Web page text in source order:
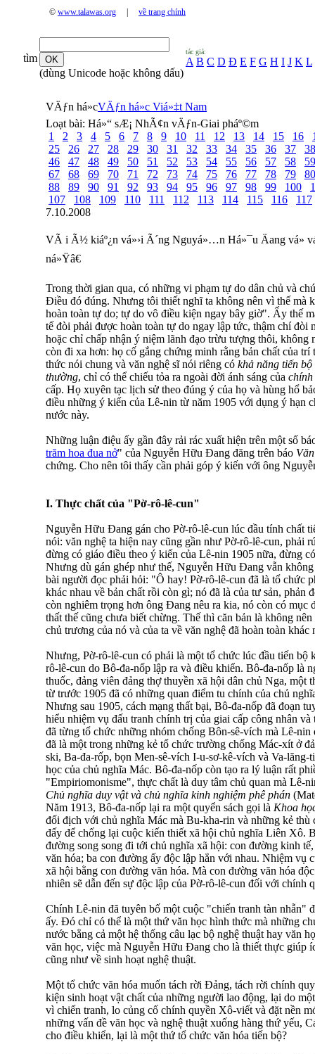
© www.talawas.org về trang chính
tìm
(dùng Unicode hoặc không dấu)
tác giả:
A B C D Đ E F G H I J K L
VÄƒn há»cVÄƒn há»c Viá»‡t Nam
Loạt bài: Há»“ sÆ¡ NhÃ¢n vÄƒn-Giai pháº©m
1
2 3 4 5 6 7 8 9 10 11 12 13 14 15 16
25
26 27 28 29 30 31 32 33 34 35 36 37
38
46
47 48 49 50 51 52 53 54 55 56 57 58
59
67
68 69 70 71 72 73 74 75 76 77 78 79
80
88
89 90 91 92 93 94 95 96 97 98 99 100
107
108 109 110 111 112 113 114 115 116
117
7.10.2008
VÃ i Ã½ kiáº¿n vá»›i Ã´ng Nguyá»…n Há»¯u Äang vá»
ná»Ÿâ€
Trong thời gian qua, có những vi phạm tự do dân chủ và
Điều đó đúng. Nhưng tôi thiết nghĩ ta không nên vì thế mà
hoàn toàn tự do; tự do vô điều kiện ngay bây giờ". Ấy thế
tế đòi phải được hoàn toàn tự do ngay lập tức, thậm chí đòi
hoặc chỉ chấp nhận ý niệm lãnh đạo trừu tượng thôi, không
còn đi xa hơn: họ cố gắng chứng minh rằng bản chất của
thức nói chung và văn nghệ sĩ nói riêng có khả năng tiến
thường, chỉ có thể chiếu tỏa ra ngoài đời ánh sáng của
cấp. Họ xuyên tạc lịch sử theo đúng ý của họ và hùng hổ
điều những ý kiến của Lê-nin từ năm 1905 với dụng ý hạn
nước này.
Những luận điệu ấy gần đây rải rác xuất hiện trên một số
trăm hoa đua nở" của Nguyễn Hữu Đang đăng trên báo
chứng. Cho nên tôi thấy cần phải góp ý kiến với ông
I. Thực chất của "Pờ-rô-lê-cun"
Nguyễn Hữu Đang gán cho Pờ-rô-lê-cun lúc đầu tính chất
nói: văn nghệ ta hiện nay cũng gần như Pờ-rô-lê-cun, phải
đừng có giáo điều theo ý kiến của Lê-nin 1905 nữa, đừng
Nhưng dù gán ghép như thế, Nguyễn Hữu Đang vẫn
bài người đọc phải hỏi: "Ô hay! Pờ-rô-lê-cun đã là tổ chức
khác nhau về bản chất rồi còn gì; nó đã là của tư sản, phản
còn nghiêm trọng hơn ông Đang nêu ra kia, nó còn có mục
thất thế cũng chưa biết chừng. Thế thì căn bản là không
chủ trương của nó và của ta về văn nghệ đã hoàn toàn khác
Nhưng, Pờ-rô-lê-cun có phải là một tổ chức lúc đầu tiến bộ
rô-lê-cun do Bô-đa-nốp lập ra và điều khiển. Bô-đa-nốp là
thuốc, đảng viên đảng thợ thuyền xã hội dân chủ Nga, một
từ trước 1905 đã có những quan điểm tu chính của chủ
Nhưng sau 1905, cách mạng thất bại, Bô-đa-nốp đã đoạn
hiểu nhiệm vụ đấu tranh chính trị của giai cấp công nhân
đã từng tổ chức những nhóm chống Bôn-sê-vích mà Lê-
đã là một trong những kẻ tổ chức trường chống Mác-xít ở
ski, Ba-đa-rốp, bọn Men-sê-vích I-u-sơ-kê-vích và Va-lăng-
học của chủ nghĩa Mác. Bô-đa-nốp còn tạo ra lý luận rất
"Empiriomonisme", thực chất là duy tâm chủ quan mà Lê-
Chủ nghĩa duy vật và chủ nghĩa kinh nghiệm phê phán
Năm 1913, Bô-đa-nốp lại ra một quyển sách gọi là Khoa
đối địch với chủ nghĩa Mác mà Bu-kha-rin và những kẻ thù
đấy để chống lại cuộc kiến thiết xã hội chủ nghĩa Liên Xô.
đường song song đi tới chủ nghĩa xã hội: con đường kinh
văn hóa; ba con đường ấy độc lập hẳn với nhau. Nhiệm vụ
xã hội bằng con đường văn hóa. Mà con đường văn hóa
nhiên sẽ dẫn đến sự độc lập của Pờ-rô-lê-cun đối với chính
Chính Lê-nin đã tuyên bố một cuộc "chiến tranh tàn nhẫn"
ấy. Đó chỉ có thể là một thứ văn học hình thức mà những
nước bằng cả một hệ thống câu lạc bộ nghệ thuật hay văn
văn học, việc mà Nguyễn Hữu Đang cho là thiết thực giúp
cũng như về sinh hoạt nghệ thuật.
Một tổ chức văn hóa muốn tách rời Đảng, tách rời chính
kiện sinh hoạt vật chất của những người lao động, lại do
vì chiến tranh, lo củng cố chính quyền Xô-viết và đặt nền
những vấn đề văn học và nghệ thuật xuống hàng thứ yếu,
cho điều khiển, lại là một thứ tổ chức văn hóa tiến bộ?